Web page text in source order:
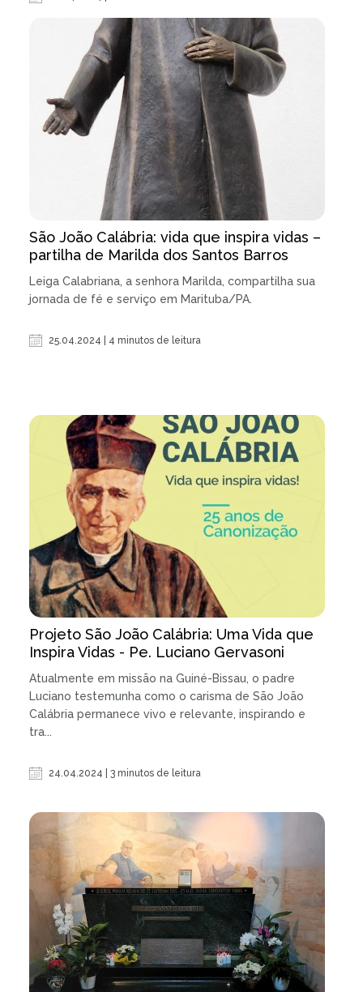
São João Calábria: vida que inspira vidas –
partilha de Marilda dos Santos Barros
Leiga Calabriana, a senhora Marilda, compartilha sua
jornada de fé e serviço em Marituba/PA.
25.04.2024 | 4 minutos de leitura
Projeto São João Calábria: Uma Vida que
Inspira Vidas - Pe. Luciano Gervasoni
Atualmente em missão na Guiné-Bissau, o padre
Luciano testemunha como o carisma de São João
Calábria permanece vivo e relevante, inspirando e
tra...
24.04.2024 | 3 minutos de leitura